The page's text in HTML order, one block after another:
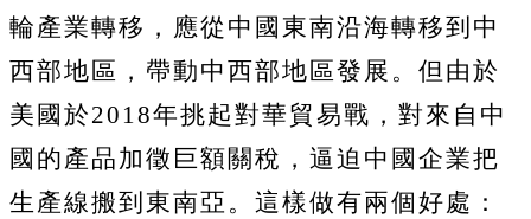
輪產業轉移，應從中國東南沿海轉移到中
西部地區，帶動中西部地區發展。但由於
美國於2018年挑起對華貿易戰，對來自中
國的產品加徵巨額關稅，逼迫中國企業把
生產線搬到東南亞。這樣做有兩個好處：